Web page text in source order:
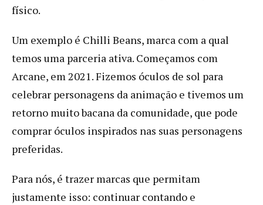
físico.
Um exemplo é Chilli Beans, marca com a qual
temos uma parceria ativa. Começamos com
Arcane, em 2021. Fizemos óculos de sol para
celebrar personagens da animação e tivemos um
retorno muito bacana da comunidade, que pode
comprar óculos inspirados nas suas personagens
preferidas.
Para nós, é trazer marcas que permitam
justamente isso: continuar contando e